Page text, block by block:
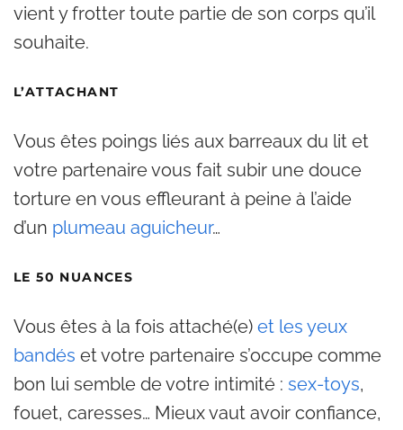
vient y frotter toute partie de son corps qu’il
souhaite.
L’ATTACHANT
Vous êtes poings liés aux barreaux du lit et
votre partenaire vous fait subir une douce
torture en vous effleurant à peine à l’aide
d’un plumeau aguicheur…
LE 50 NUANCES
Vous êtes à la fois attaché(e) et les yeux
bandés et votre partenaire s’occupe comme
bon lui semble de votre intimité : sex-toys,
fouet, caresses… Mieux vaut avoir confiance,